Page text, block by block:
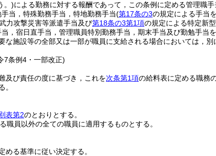
。)による勤務に対する報酬であって，この条例に定める管理職
当，特殊勤務手当，特地勤務手当(第17条の3の規定による手当を
力攻撃災害等派遣手当及び第18条の3第1項の規定による特定新
，宿日直手当，管理職員特別勤務手当，期末手当及び勤勉手当
な施設等の全部又は一部が職員に支給される場合においては，
7条例4・一部改正)
及び責任の度に基づき，これを次条第1項の給料表に定める職務
。
表第2のとおりとする。
職員以外の全ての職員に適用するものとする。
める基準に従い決定する。